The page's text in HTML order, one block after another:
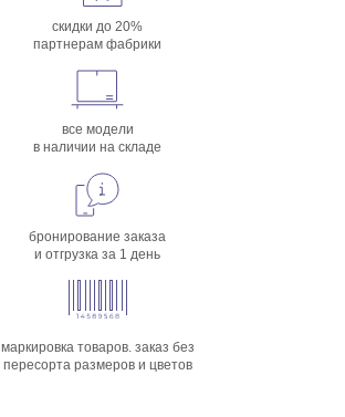
скидки до 20%
партнерам фабрики
все модели
в наличии на складе
бронирование заказа
и отгрузка за 1 день
маркировка товаров. заказ без
пересорта размеров и цветов